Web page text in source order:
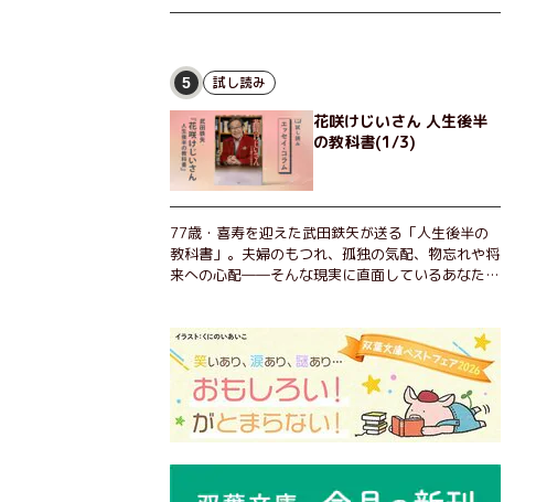
5 試し読み
花咲けじいさん 人生後半
の教科書(1/3)
77歳・喜寿を迎えた武田鉄矢が送る「人生後半の
教科書」。夫婦のもつれ、孤独の気配、物忘れや将
来への心配――そんな現実に直面しているあなた
経験をもとに繰り出される持論は説得力満点。まだ
まだ人生これから！ 読むだけで前向きになれる一
冊。